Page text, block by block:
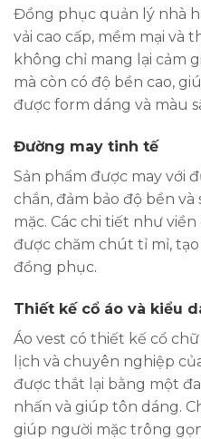
Đồng phục quản lý nhà
vải cao cấp, mềm mại và
không chỉ mang lại cảm
mà còn có độ bền cao,
được form dáng và màu
Đường may tinh tế
Sản phẩm được may với
chắn, đảm bảo độ bền
mặc. Các chi tiết như
được chăm chút tỉ mỉ,
đồng phục.
Thiết kế cổ áo và kiểu
Áo vest có thiết kế cổ
lịch và chuyên nghiệp
được thắt lại bằng một
nhấn và giúp tôn dáng.
giúp người mặc trông